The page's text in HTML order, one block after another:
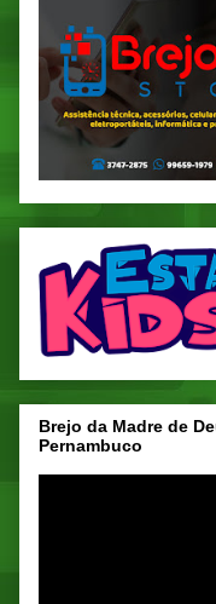
Brejo da Madre de
Pernambuco